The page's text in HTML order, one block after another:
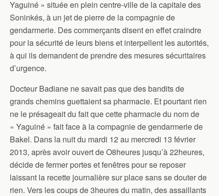
Yaguiné » située en plein centre-ville de la capitale des
Soninkés, à un jet de pierre de la compagnie de
gendarmerie. Des commerçants disent en effet craindre
pour la sécurité de leurs biens et interpellent les autorités,
à qui ils demandent de prendre des mesures sécuritaires
d’urgence.
Docteur Badiane ne savait pas que des bandits de
grands chemins guettaient sa pharmacie. Et pourtant rien
ne le présageait du fait que cette pharmacie du nom de
« Yaguiné » fait face à la compagnie de gendarmerie de
Bakel. Dans la nuit du mardi 12 au mercredi 13 février
2013, après avoir ouvert de O8heures jusqu’à 22heures,
décide de fermer portes et fenêtres pour se reposer
laissant la recette journalière sur place sans se douter de
rien. Vers les coups de 3heures du matin, des assaillants